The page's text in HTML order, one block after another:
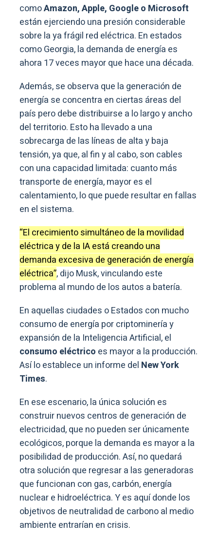
comoAmazon, Apple, Google o Microsoft
están ejerciendo una presión considerable
sobre la ya frágil red eléctrica. En estados
como Georgia, la demanda de energía es
ahora 17 veces mayor que hace una década.
Además, se observa que la generación de
energía se concentra en ciertas áreas del
país pero debe distribuirse a lo largo y ancho
del territorio. Esto ha llevado a una
sobrecarga de las líneas de alta y baja
tensión, ya que, al fin y al cabo, son cables
con una capacidad limitada: cuanto más
transporte de energía, mayor es el
calentamiento, lo que puede resultar en fallas
en el sistema.
“El crecimiento simultáneo de la movilidad
eléctrica y de la IA está creando una
demanda excesiva de generación de energía
eléctrica”, dijo Musk, vinculando este
problema al mundo de los autos a batería.
En aquellas ciudades o Estados con mucho
consumo de energía por criptominería y
expansión de la Inteligencia Artificial, el
consumo eléctrico es mayor a la producción.
Así lo establece un informe del New York
Times.
En ese escenario, la única solución es
construir nuevos centros de generación de
electricidad, que no pueden ser únicamente
ecológicos, porque la demanda es mayor a la
posibilidad de producción. Así, no quedará
otra solución que regresar a las generadoras
que funcionan con gas, carbón, energía
nuclear e hidroeléctrica. Y es aquí donde los
objetivos de neutralidad de carbono al medio
ambiente entrarían en crisis.